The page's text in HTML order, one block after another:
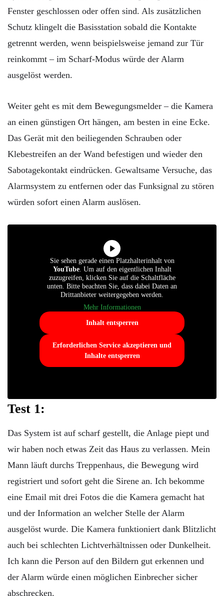
Fenster geschlossen oder offen sind. Als zusätzlichen
Schutz klingelt die Basisstation sobald die Kontakte
getrennt werden, wenn beispielsweise jemand zur Tür
reinkommt – im Scharf-Modus würde der Alarm
ausgelöst werden.
Weiter geht es mit dem Bewegungsmelder – die Kamera
an einen günstigen Ort hängen, am besten in eine Ecke.
Das Gerät mit den beiliegenden Schrauben oder
Klebestreifen an der Wand befestigen und wieder den
Sabotagekontakt eindrücken. Gewaltsame Versuche, das
Alarmsystem zu entfernen oder das Funksignal zu stören
würden sofort einen Alarm auslösen.
Sie sehen gerade einen Platzhalterinhalt von
YouTube. Um auf den eigentlichen Inhalt
zuzugreifen, klicken Sie auf die Schaltfläche
unten. Bitte beachten Sie, dass dabei Daten an
Drittanbieter weitergegeben werden.
Mehr Informationen
Inhalt entsperren
Erforderlichen Service akzeptieren und
Inhalte entsperren
Test 1:
Das System ist auf scharf gestellt, die Anlage piept und
wir haben noch etwas Zeit das Haus zu verlassen. Mein
Mann läuft durchs Treppenhaus, die Bewegung wird
registriert und sofort geht die Sirene an. Ich bekomme
eine Email mit drei Fotos die die Kamera gemacht hat
und der Information an welcher Stelle der Alarm
ausgelöst wurde. Die Kamera funktioniert dank Blitzlicht
auch bei schlechten Lichtverhältnissen oder Dunkelheit.
Ich kann die Person auf den Bildern gut erkennen und
der Alarm würde einen möglichen Einbrecher sicher
abschrecken.